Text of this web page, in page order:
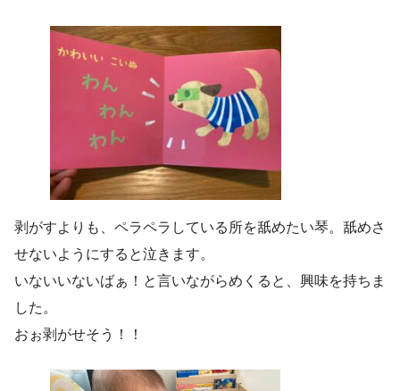
剥がすよりも、ペラペラしている所を舐めたい琴。舐めさ
せないようにすると泣きます。
いないいないばぁ！と言いながらめくると、興味を持ちま
した。
おぉ剥がせそう！！